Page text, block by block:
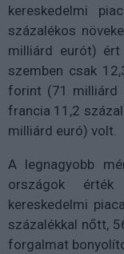
kereskedelmi
százalékos
milliárd eurót) ért
szemben csak
forint (71 milliárd
francia 11,2
milliárd euró) volt.
A legnagyobb
országok
kereskedelmi
százalékkal nőtt,
forgalmat